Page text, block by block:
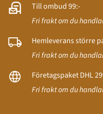
Till ombud 99:-
Fri frakt om du
Hemleverans större
Fri frakt om du
Företagspaket DHL
Fri frakt om du